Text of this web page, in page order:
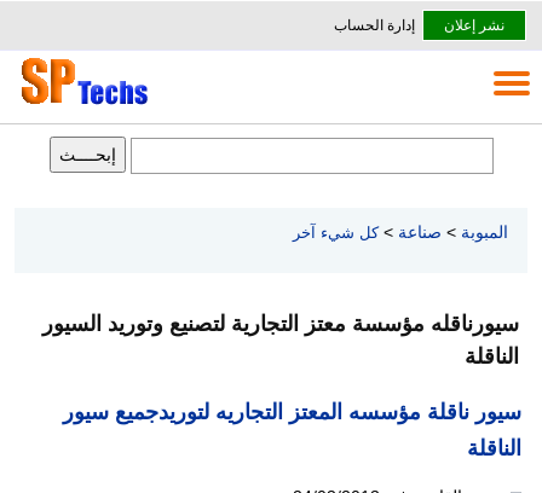
نشر إعلان إدارة الحساب
المبوبة > صناعة > كل شيء آخر
سيورناقله مؤسسة معتز التجارية لتصنيع وتوريد السيور
الناقلة
سيور ناقلة مؤسسه المعتز التجاريه لتوريدجميع سيور
الناقلة